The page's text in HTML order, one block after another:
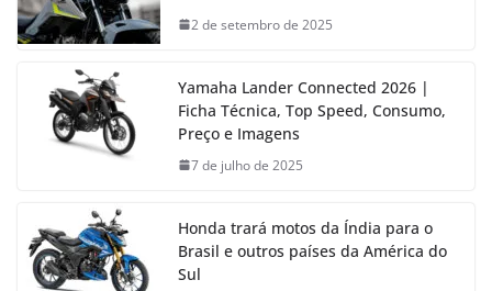
2 de setembro de 2025
Yamaha Lander Connected 2026 |
Ficha Técnica, Top Speed, Consumo,
Preço e Imagens
7 de julho de 2025
Honda trará motos da Índia para o
Brasil e outros países da América do
Sul